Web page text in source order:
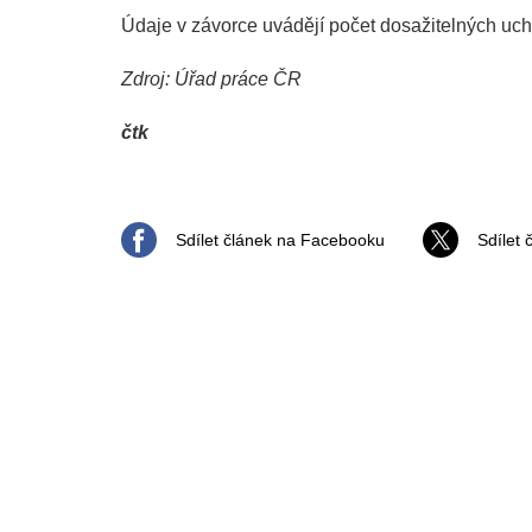
Údaje v závorce uvádějí počet dosažitelných
Zdroj: Úřad práce ČR
čtk
Sdílet článek na Facebooku Sdílet